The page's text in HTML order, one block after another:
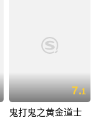
7.1
鬼打鬼之黄金道士